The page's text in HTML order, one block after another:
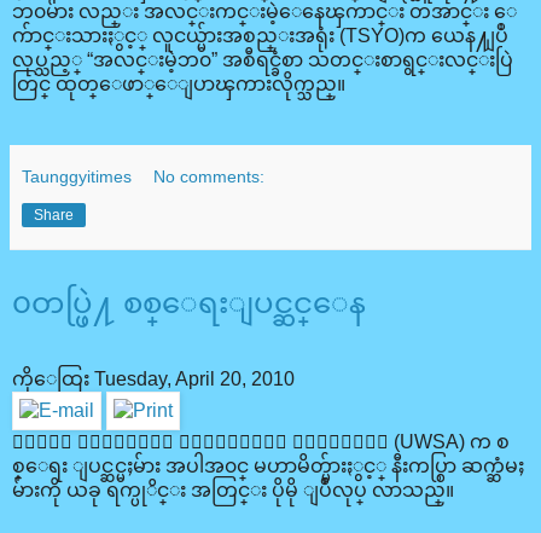
ဘ၀မ်ား လည္း အလင္းကင္းမဲ့ေနေၾကာင္း တအာင္း ေ
က်ာင္းသားႏွင့္ လူငယ္မ်ားအစည္းအရုံး (TSYO)က ယေန႔ျပဳ
လုပ္သည့္ “အလင္းမဲ့ဘ၀” အစီရင္ခံစာ သတင္းစာရွင္းလင္းပြဲ
တြင္ ထုတ္ေဖာ္ေျပာၾကားလိုက္သည္။
Taunggyitimes No comments:
Share
၀တပ္ဖြဲ႔ စစ္ေရးျပင္ဆင္ေန
ကိုေထြး Tuesday, April 20, 2010
၀ျပည္ ေသြးစည္း ညီညြတ္ေရး တပ္မေတာ္ (UWSA) က စ
စ္ေရး ျပင္ဆင္မႈမ်ား အပါအ၀င္ မဟာမိတ္မ်ားႏွင့္ နီးကပ္စြာ ဆက္ဆံမႈ
မ်ားကို ယခု ရက္ပုိင္း အတြင္း ပိုမို ျပဳလုပ္ လာသည္။